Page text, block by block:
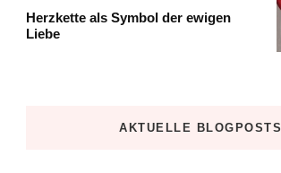
Herzkette als Symbol der ewigen
Liebe
AKTUELLE BLOGPOSTS